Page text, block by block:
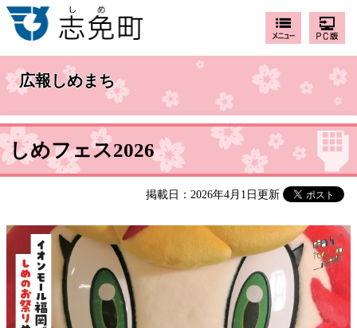
広報しめまち
しめフェス2026
掲載日：2026年4月1日更新